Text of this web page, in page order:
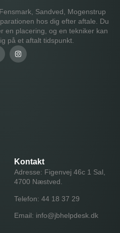
Sandved, Mogenstrup
hos dig efter aftale. Du
en placering, og en tekniker kan
på et aftalt tidspunkt.
Kontakt
Adresse: Figenvej 46c 1 Sal,
4700 Næstved.
Telefon: 44 18 37 29
Email: info@jbhelpdesk.dk